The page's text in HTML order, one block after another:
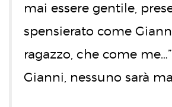
mai essere gentile,
spensierato come
ragazzo, che come
Gianni, nessuno sarà